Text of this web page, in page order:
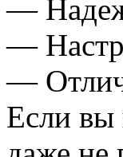
—
—
—
Если вы